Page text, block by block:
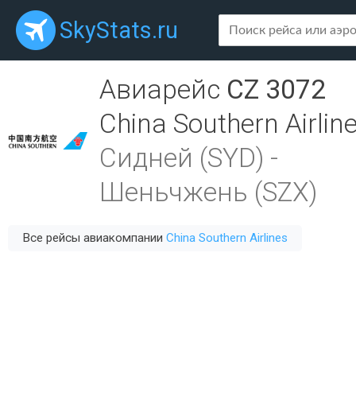
SkyStats.ru
Авиарейс CZ 3072
China Southern
Сидней (SYD) -
Шеньчжень (SZX)
Все рейсы авиакомпании China Southern Airlines